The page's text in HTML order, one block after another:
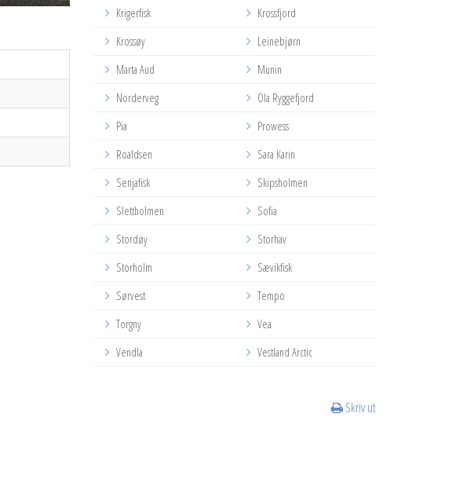
Krigerfisk
Krossfjord
Krossøy
Leinebjørn
Marta Aud
Munin
Norderveg
Ola Ryggefjord
Pia
Prowess
Roaldsen
Sara Karin
Senjafisk
Skipsholmen
Slettholmen
Sofia
Stordøy
Storhav
Storholm
Sævikfisk
Sørvest
Tempo
Torgny
Vea
Vendla
Vestland Arctic
Skriv ut